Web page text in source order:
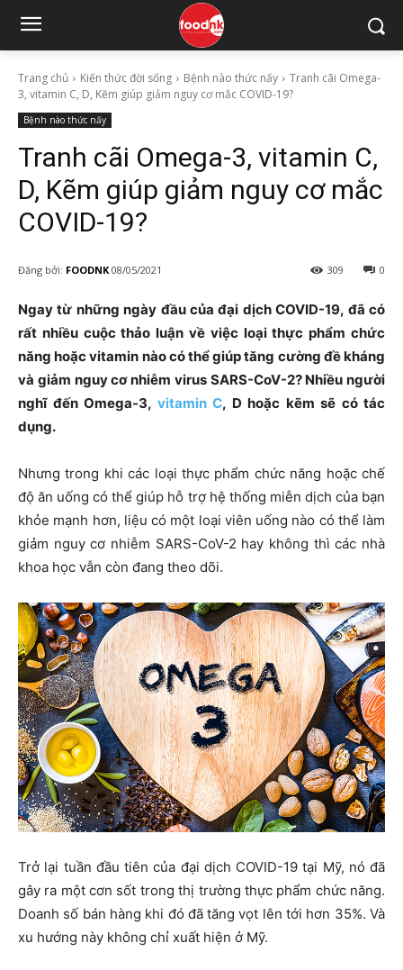
Trang chủ Kiến thức đời sống Bệnh nào thức nấy
Tranh cãi Omega-
3, vitamin C, D, Kẽm giúp giảm nguy cơ mắc COVID-19?
Bệnh nào thức nấy
Tranh cãi Omega-3, vitamin C,
D, Kẽm giúp giảm nguy cơ mắc
COVID-19?
Đăng bởi: FOODNK 08/05/2021 0
309
Ngay từ những ngày đầu của đại dịch COVID-19, đã có
rất nhiều cuộc thảo luận về việc loại thực phẩm chức
năng hoặc vitamin nào có thể giúp tăng cường đề kháng
và giảm nguy cơ nhiễm virus SARS-CoV-2? Nhiều người
nghĩ đến Omega-3, vitamin C, D hoặc kẽm sẽ có tác
dụng.
Nhưng trong khi các loại thực phẩm chức năng hoặc chế
độ ăn uống có thể giúp hỗ trợ hệ thống miễn dịch của bạn
khỏe mạnh hơn, liệu có một loại viên uống nào có thể làm
giảm nguy cơ nhiễm SARS-CoV-2 hay không thì các nhà
khoa học vẫn còn đang theo dõi.
Trở lại tuần đầu tiên của đại dịch COVID-19 tại Mỹ, nó đã
gây ra một cơn sốt trong thị trường thực phẩm chức năng.
Doanh số bán hàng khi đó đã tăng vọt lên tới hơn 35%. Và
xu hướng này không chỉ xuất hiện ở Mỹ.